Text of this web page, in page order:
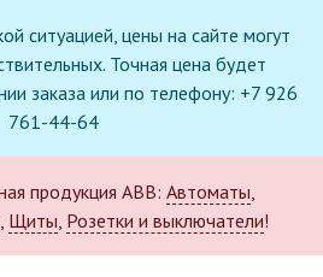
ситуацией, цены на сайте могут
Точная цена будет
заказа или по телефону: +7 926
761-44-64
продукция ABB: Автоматы,
, Щиты, Розетки и выключатели!